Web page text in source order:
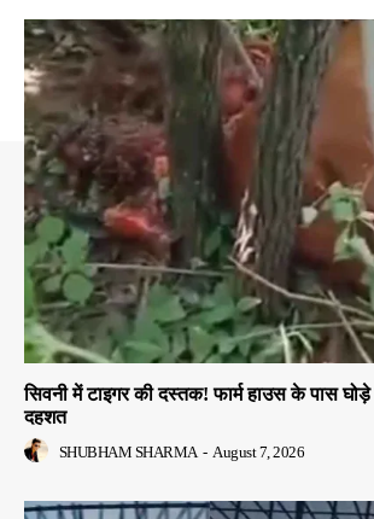
सिवनी में टाइगर की दस्तक! फार्म हाउस के पास
दहशत
SHUBHAM SHARMA - August 7, 2026